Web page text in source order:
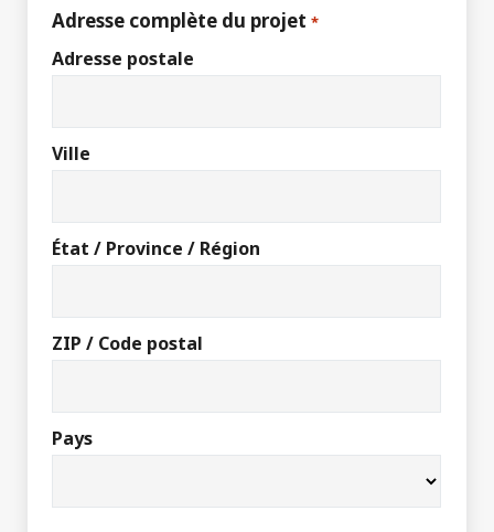
Adresse complète du projet *
Adresse postale
Ville
État / Province / Région
ZIP / Code postal
Pays